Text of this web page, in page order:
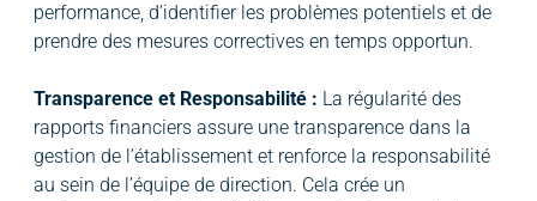
performance, d’identifier les problèmes potentiels et de
prendre des mesures correctives en temps opportun.
Transparence et Responsabilité : La régularité des
rapports financiers assure une transparence dans la
gestion de l’établissement et renforce la responsabilité
au sein de l’équipe de direction. Cela crée un